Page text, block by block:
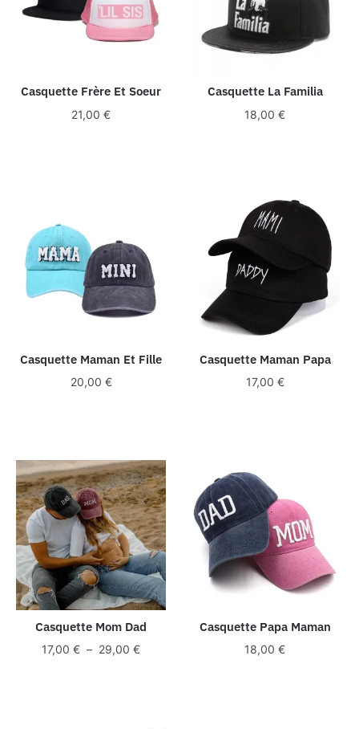
Casquette Frère Et Soeur
21,00€
Casquette La Familia
18,00€
Casquette Maman Et Fille
20,00 €
Casquette Maman Papa
17,00 €
Casquette Mom Dad
17,00€ – 29,00€Plage
Casquette Papa Maman
18,00€